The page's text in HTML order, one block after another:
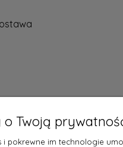
o Twoją
i pokrewne im technologie